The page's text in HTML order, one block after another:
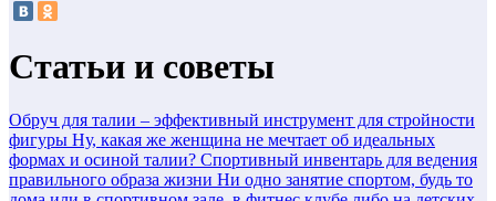
Статьи и советы
Обруч для талии – эффективный инструмент для стройности
фигуры Ну, какая же женщина не мечтает об идеальных
формах и осиной талии? Спортивный инвентарь для ведения
правильного образа жизни Ни одно занятие спортом, будь то